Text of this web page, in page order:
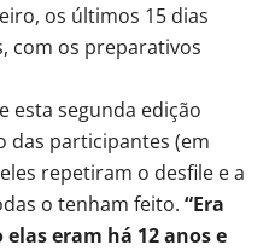
os últimos 15 dias
com os preparativos
esta segunda edição
das participantes (em
repetiram o desfile e a
o tenham feito. “Era
eram há 12 anos e